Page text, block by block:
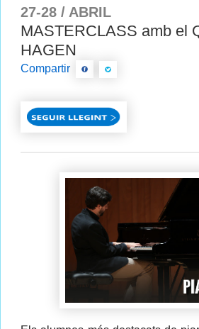
27-28 / ABRIL
MASTERCLASS amb el
HAGEN
Compartir